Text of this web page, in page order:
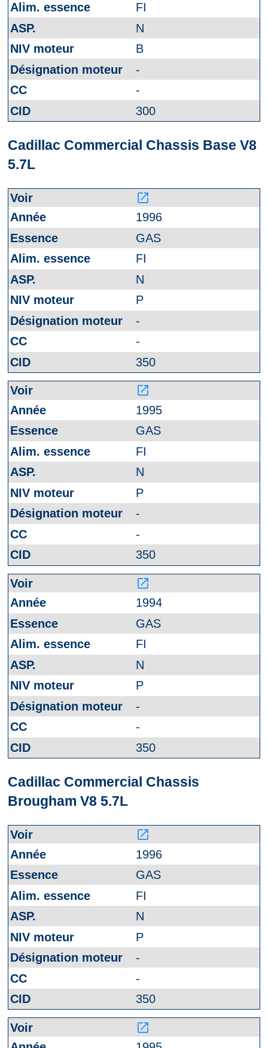
FI
N
B
-
-
300
Cadillac Commercial Chassis Base V8
5.7L
launch
1996
GAS
FI
N
P
-
-
350
launch
1995
GAS
FI
N
P
-
-
350
launch
1994
GAS
FI
N
P
-
-
350
Cadillac Commercial Chassis
Brougham V8 5.7L
launch
1996
GAS
FI
N
P
-
-
350
launch